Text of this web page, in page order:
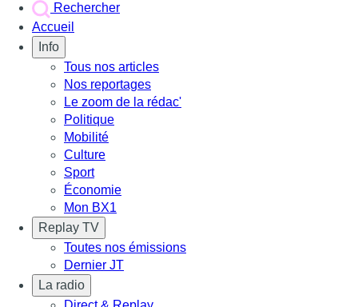
Rechercher
Accueil
Info
Tous nos articles
Nos reportages
Le zoom de la rédac'
Politique
Mobilité
Culture
Sport
Économie
Mon BX1
Replay TV
Toutes nos émissions
Dernier JT
La radio